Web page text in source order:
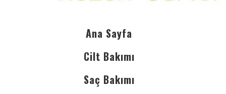
Ana Sayfa
Cilt Bakımı
Saç Bakımı